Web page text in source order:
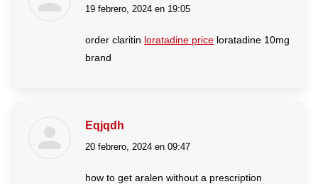
dice:
19 febrero, 2024 en 19:05
order claritin loratadine price loratadine 10mg
brand
Eqjqdh
dice:
20 febrero, 2024 en 09:47
how to get aralen without a prescription